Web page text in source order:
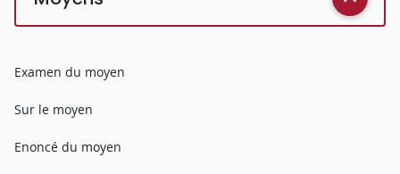
Examen du moyen
Sur le moyen
Enoncé du moyen